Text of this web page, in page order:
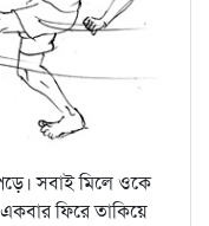
সবাই মিলে ওকে
ফিরে তাকিয়ে